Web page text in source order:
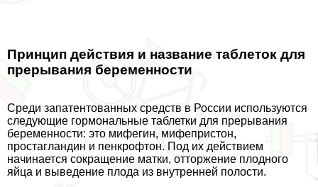
Принцип действия и название таблеток для
прерывания беременности
Среди запатентованных средств в России используются
следующие гормональные таблетки для прерывания
беременности: это мифегин, мифепристон,
простагландин и пенкрофтон. Под их действием
начинается сокращение матки, отторжение плодного
яйца и выведение плода из внутренней полости.